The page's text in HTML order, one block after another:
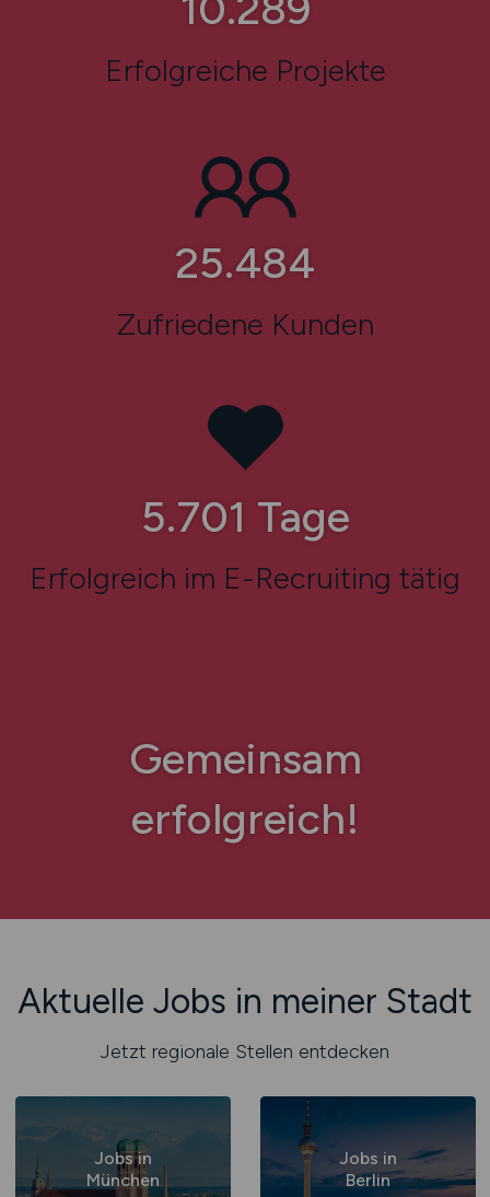
Erfolgreiche Projekte
34.226
Zufriedene Kunden
7.657 Tage
Erfolgreich im E-Recruiting tätig
Gemeinsam
erfolgreich!
Aktuelle Jobs in meiner Stadt
Jetzt regionale Stellen entdecken
Jobs in
München
Jobs in
Berlin